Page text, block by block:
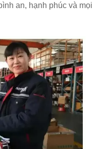
an, hạnh phúc và mọi